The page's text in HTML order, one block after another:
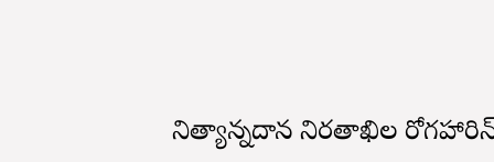
నిత్యాన్నదాన నిరతాఖిల